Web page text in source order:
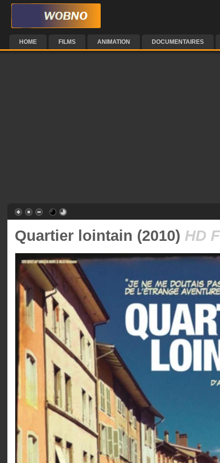
HOME FILMS ANIMATION DOCUMENTAIRES
Quartier lointain (2010) HD